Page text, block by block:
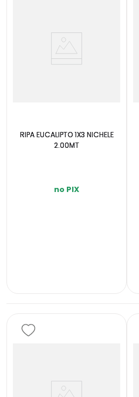
RIPA EUCALIPTO 1X3 NICHELE
2.00MT
no PIX